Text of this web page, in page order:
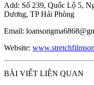
Add: Số 239, Quốc Lộ 5,
Dương, TP Hải Phòng
Email:
Website:
BÀI VIẾT LIÊN QUAN